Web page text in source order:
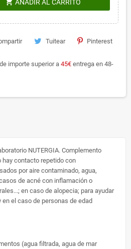
AÑADIR AL CARRITO
Tuitear Pinterest
importe superior a 45€ entrega en 48-
NUTERGIA. Complemento
contacto repetido con
por aire contaminado, agua,
de acné con inflamación o
en caso de alopecia; para ayudar
el caso de personas de edad
(agua filtrada, agua de mar